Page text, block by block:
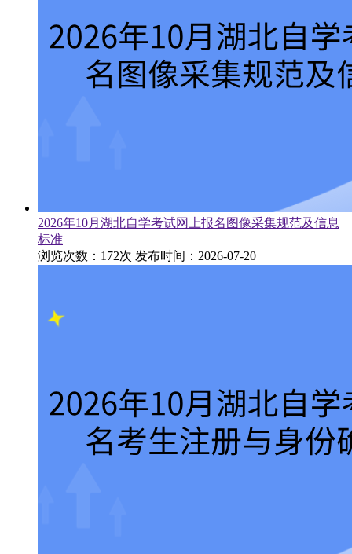
2026年10月湖北自学考试网上报名图像采集规范及信息
标准
浏览次数：172次 发布时间：2026-07-20